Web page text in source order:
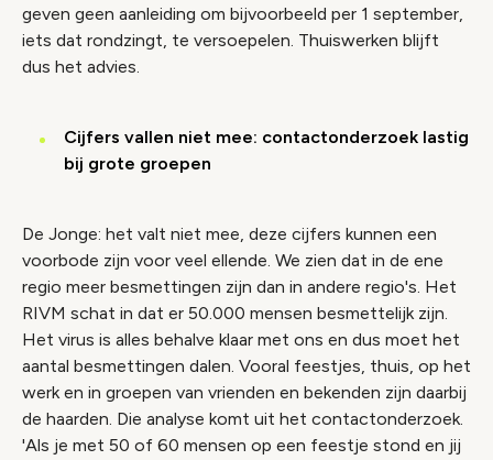
geven geen aanleiding om bijvoorbeeld per 1 september,
iets dat rondzingt, te versoepelen. Thuiswerken blijft
dus het advies.
Cijfers vallen niet mee: contactonderzoek lastig
bij grote groepen
De Jonge: het valt niet mee, deze cijfers kunnen een
voorbode zijn voor veel ellende. We zien dat in de ene
regio meer besmettingen zijn dan in andere regio's. Het
RIVM schat in dat er 50.000 mensen besmettelijk zijn.
Het virus is alles behalve klaar met ons en dus moet het
aantal besmettingen dalen. Vooral feestjes, thuis, op het
werk en in groepen van vrienden en bekenden zijn daarbij
de haarden. Die analyse komt uit het contactonderzoek.
'Als je met 50 of 60 mensen op een feestje stond en jij